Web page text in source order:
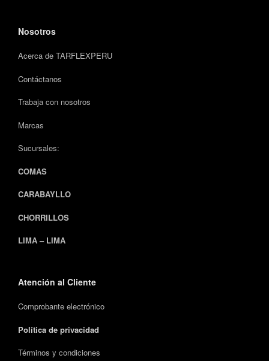
Nosotros
Acerca de TARFLEXPERU
Contáctanos
Trabaja con nosotros
Marcas
Sucursales:
COMAS
CARABAYLLO
CHORRILLOS
LIMA – LIMA
Atención al Cliente
Comprobante electrónico
Política de privacidad
Términos y condiciones